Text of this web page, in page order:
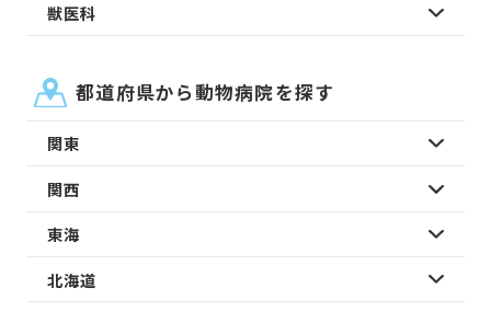
獣医科
都道府県から動物病院を探す
関東
関西
東海
北海道